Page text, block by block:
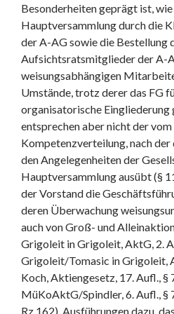
Besonderheiten geprägt ist,
Hauptversammlung durch die
der A-AG sowie die Bestellung
Aufsichtsratsmitglieder der A-
weisungsabhängigen
Umstände, trotz derer das FG
organisatorische Eingliederung
entsprechen aber nicht der
Kompetenzverteilung, nach
den Angelegenheiten der
Hauptversammlung ausübt (§
der Vorstand die
deren Überwachung
auch von Groß- und
Grigoleit in Grigoleit, AktG, 2.
Grigoleit/Tomasic in Grigoleit,
Koch, Aktiengesetz, 17. Aufl., §
MüKoAktG/Spindler, 6. Aufl., §
Rz 162). Ausführungen dazu,